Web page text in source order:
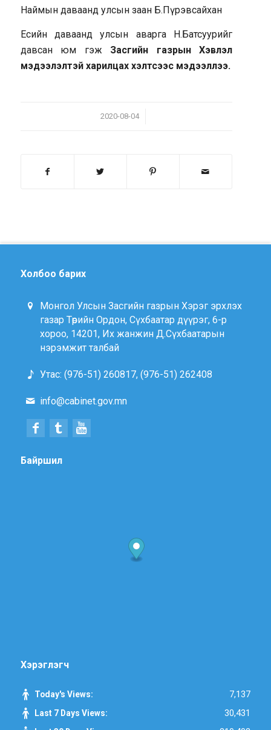
Наймын даваанд улсын заан Б.Пүрэвсайхан
Есийн даваанд улсын аварга Н.Батсуурийг
давсан юм гэж Засгийн газрын Хэвлэл
мэдээлэлтэй харилцах хэлтсээс мэдээллээ.
2020-08-04
/
Холбоо барих
Монгол Улсын Засгийн газрын Хэрэг эрхлэх
газар Төрийн Ордон, Сүхбаатар дүүрэг, 6-р
хороо, 14201, Их жанжин Д.Сүхбаатарын
нэрэмжит талбай
Утас: (976-51) 260817, (976-51) 262408
info@cabinet.gov.mn
Байршил
Хэрэглэгч
Today's Views: 7,137
Last 7 Days Views: 30,431